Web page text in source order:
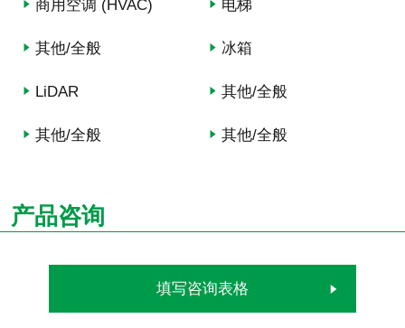
商用空调 (HVAC) 电梯
其他/全般 冰箱
LiDAR 其他/全般
其他/全般 其他/全般
产品咨询
填写咨询表格